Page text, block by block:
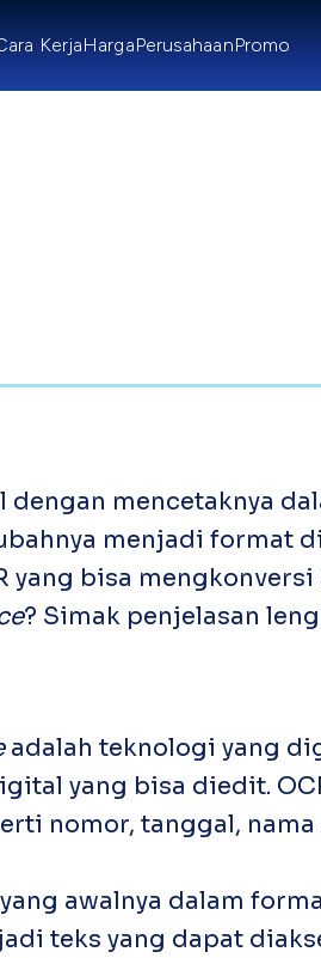
KerjaHargaPerusahaanPromo
mencetaknya
menjadi format
yang bisa mengkonversi
? Simak penjelasan
adalah teknologi yang
yang bisa diedit.
nomor, tanggal, nama
awalnya dalam
teks yang dapat